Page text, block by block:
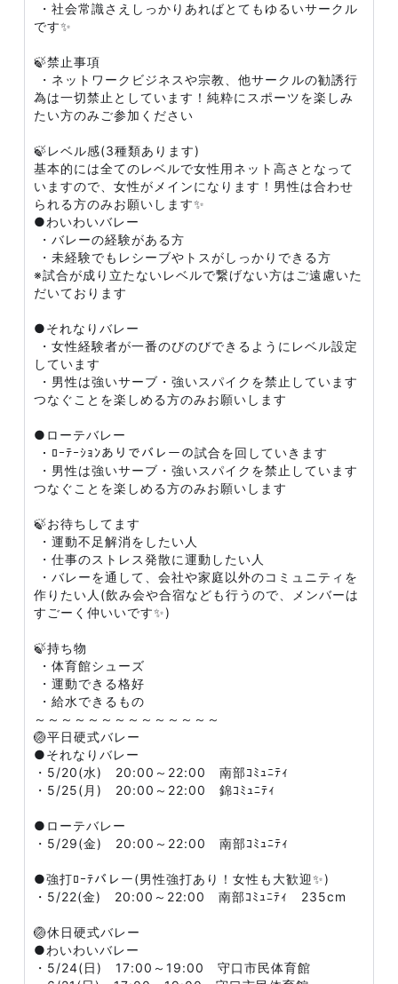
・社会常識さえしっかりあればとてもゆるいサークル
です✨
🍃禁止事項
・ネットワークビジネスや宗教、他サークルの勧誘行
為は一切禁止としています！純粋にスポーツを楽しみ
たい方のみご参加ください
🍃レベル感(3種類あります)​
基本的には全てのレベルで女性用ネット高さとなって
いますので、女性がメインになります！男性は合わせ
られる方のみお願いします✨
●わいわいバレー
・バレーの経験がある方
・未経験でもレシーブやトスがしっかりできる方
※試合が成り立たないレベルで繋げない方はご遠慮いた
だいております
●それなりバレー
・女性経験者が一番のびのびできるようにレベル設定
しています
・男性は強いサーブ・強いスパイクを禁止しています
つなぐことを楽しめる方のみお願いします
●ローテバレー
・ﾛｰﾃｰｼｮﾝありでバレーの試合を回していきます
・男性は強いサーブ・強いスパイクを禁止しています
つなぐことを楽しめる方のみお願いします
🍃お待ちしてます
・運動不足解消をしたい人
・仕事のストレス発散に運動したい人
・バレーを通して、会社や家庭以外のコミュニティを
作りたい人(飲み会や合宿なども行うので、メンバーは
すごーく仲いいです✨)
🍃持ち物
・体育館シューズ
・運動できる格好
・給水できるもの
～～～～～～～～～～～～～～
🏐平日硬式バレー
●それなりバレー
・5/20(水) 20:00～22:00 南部ｺﾐｭﾆﾃｨ
・5/25(月) 20:00～22:00 錦ｺﾐｭﾆﾃｨ
​●ローテバレー​​
・5/29(金) 20:00～22:00 南部ｺﾐｭﾆﾃｨ
​​​​​​​●強打ﾛｰﾃバレー(男性強打あり！女性も大歓迎✨)
・5/22(金) 20:00～22:00 南部ｺﾐｭﾆﾃｨ 235cm​​
🏐休日硬式バレー
●わいわいバレー​​
・5/24(日) 17:00～19:00 守口市民体育館